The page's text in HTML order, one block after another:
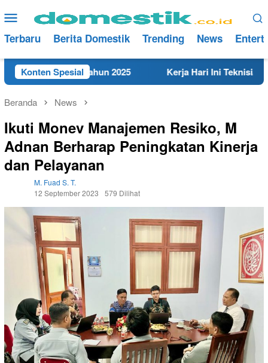
ke
konten
Menu
Mobile
Terbaru Berita Domestik Trending News
Konten Spesial
Rembang Tahun 2025 Kerja Hari Ini Teknisi/Mekanik
Beranda News
Ikuti Monev Manajemen Resiko, M
Adnan Berharap Peningkatan Kinerja
dan Pelayanan
M. Fuad S. T.
12 September 2023
579 Dilihat